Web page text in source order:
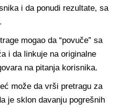
i da ponudi rezultate, sa
mogao da “povuče” sa
i da linkuje na originalne
na pitanja korisnika.
može da vrši pretragu za
je sklon davanju pogrešnih